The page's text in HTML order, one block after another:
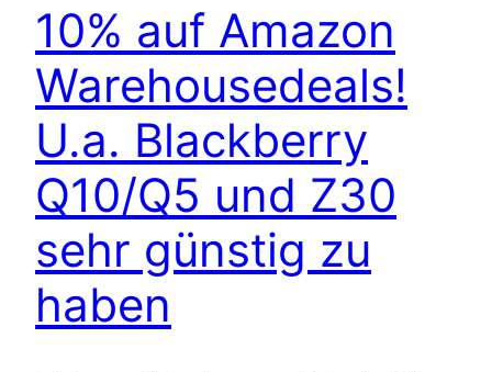
10% auf Amazon
Warehousedeals!
U.a. Blackberry
Q10/Q5 und Z30
sehr günstig zu
haben